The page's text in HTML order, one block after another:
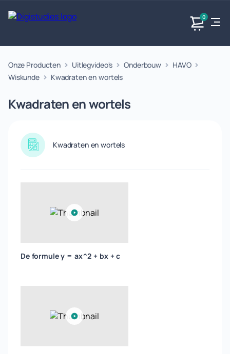
0
Exacte
vakken
vakken.
Taalvakken Maatschappijvakken Producten
Onze Producten Uitlegvideo's Onderbouw
HAVO
Wiskunde
Kwadraten en wortels
Kwadraten en wortels
Kwadraten en wortels
De formule y = ax^2 + bx + c